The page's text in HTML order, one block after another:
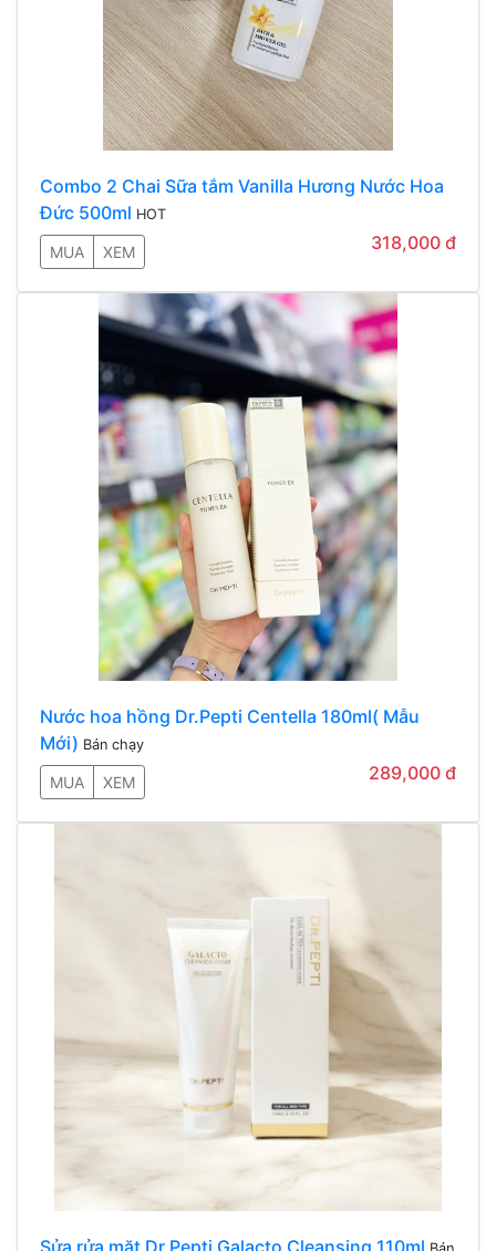
Combo 2 Chai Sữa tắm Vanilla Hương Nước Hoa
Đức 500ml HOT
MUA XEM 318,000 đ
Nước hoa hồng Dr.Pepti Centella 180ml( Mẫu
Mới) Bán chạy
MUA XEM 289,000 đ
Sửa rửa mặt Dr.Pepti Galacto Cleansing 110ml